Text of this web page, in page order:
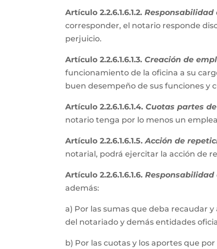
Artículo 2.2.6.1.6.1.2. Responsabilidad
corresponder, el notario responde
perjuicio.
Artículo 2.2.6.1.6.1.3.Creación de
funcionamiento de la oficina a su
buen desempeño de sus funciones y
Artículo 2.2.6.1.6.1.4.Cuotas partes
notario tenga por lo menos un
Artículo 2.2.6.1.6.1.5.Acción de
notarial, podrá ejercitar la acción de
Artículo 2.2.6.1.6.1.6.Responsabilidad
además:
a) Por las sumas que deba recaudar
del notariado y demás entidades
b) Por las cuotas y los aportes que